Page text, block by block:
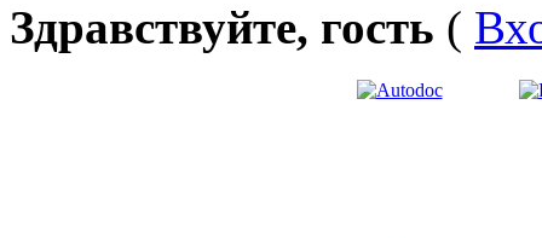
Здравствуйте, гость (